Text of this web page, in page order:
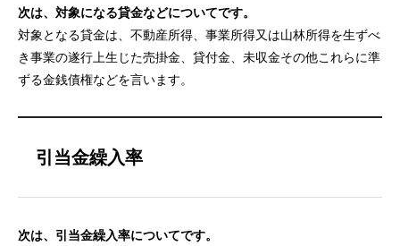
次は、対象になる貸金などについてです。
対象となる貸金は、不動産所得、事業所得又は山林所得を生ずべ
き事業の遂行上生じた売掛金、貸付金、未収金その他これらに準
ずる金銭債権などを言います。
引当金繰入率
次は、引当金繰入率についてです。